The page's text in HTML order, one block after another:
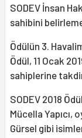
SODEV İnsan
sahibini
Ödülün 3.
Ödül, 11 Ocak
sahiplerine
SODEV 2018
Mücella Yapıcı,
Gürsel gibi